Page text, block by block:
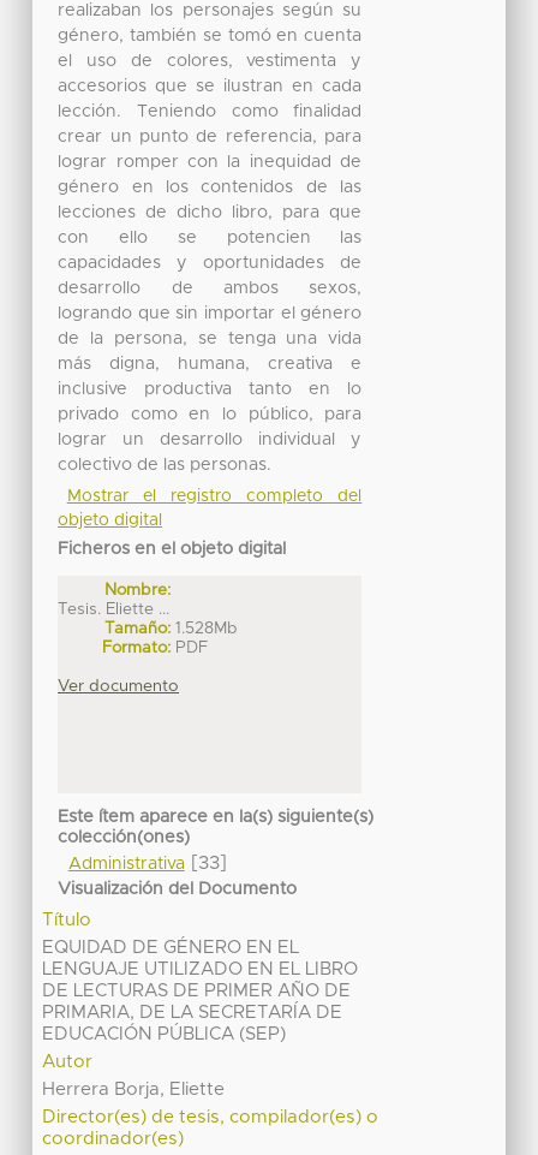
realizaban los personajes según su
género, también se tomó en cuenta
el uso de colores, vestimenta y
accesorios que se ilustran en cada
lección. Teniendo como finalidad
crear un punto de referencia, para
lograr romper con la inequidad de
género en los contenidos de las
lecciones de dicho libro, para que
con ello se potencien las
capacidades y oportunidades de
desarrollo de ambos sexos,
logrando que sin importar el género
de la persona, se tenga una vida
más digna, humana, creativa e
inclusive productiva tanto en lo
privado como en lo público, para
lograr un desarrollo individual y
colectivo de las personas.
Mostrar el registro completo del
objeto digital
Ficheros en el objeto digital
Nombre:
Tesis. Eliette ...
Tamaño: 1.528Mb
Formato: PDF
Ver documento
Este ítem aparece en la(s) siguiente(s)
colección(ones)
Administrativa[33]
Visualización del Documento
Título
EQUIDAD DE GÉNERO EN EL
LENGUAJE UTILIZADO EN EL LIBRO
DE LECTURAS DE PRIMER AÑO DE
PRIMARIA, DE LA SECRETARÍA DE
EDUCACIÓN PÚBLICA (SEP)
Autor
Herrera Borja, Eliette
Director(es) de tesis, compilador(es) o
coordinador(es)